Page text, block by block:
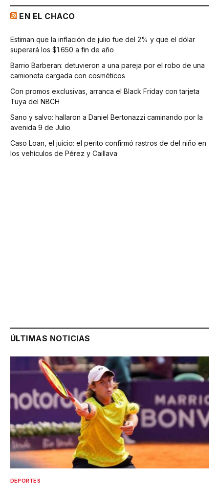
EN EL CHACO
Estiman que la inflación de julio fue del 2% y que el dólar
superará los $1.650 a fin de año
Barrio Barberan: detuvieron a una pareja por el robo de una
camioneta cargada con cosméticos
Con promos exclusivas, arranca el Black Friday con tarjeta
Tuya del NBCH
Sano y salvo: hallaron a Daniel Bertonazzi caminando por la
avenida 9 de Julio
Caso Loan, el juicio: el perito confirmó rastros de del niño en
los vehículos de Pérez y Caillava
ÚLTIMAS NOTICIAS
DEPORTES